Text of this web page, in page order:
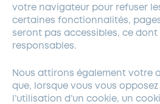
votre navigateur pour refuser
certaines fonctionnalités,
seront pas accessibles, ce
responsables.
Nous attirons également votre
que, lorsque vous vous
l’utilisation d’un cookie, un